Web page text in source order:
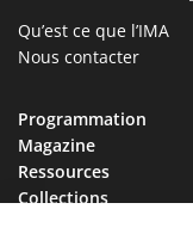
Qu’est ce que l’IMA
Nous contacter
Programmation
Magazine
Ressources
Collections